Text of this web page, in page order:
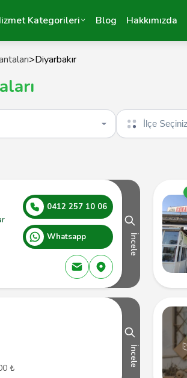
Kategorileri Blog Hakkımızda
>Diyarbakır
İlçe seçin
0412 257 10 06
Whatsapp İncele
₺
İncele